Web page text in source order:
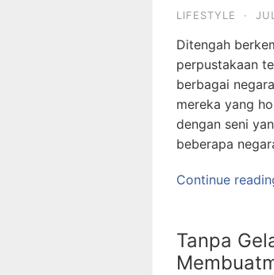
LIFESTYLE ·
Ditengah
perpustakaan
berbagai
mereka yang
dengan seni
beberapa
Continue
Tanpa